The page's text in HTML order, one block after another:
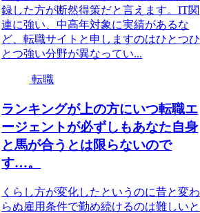
録した方が断然得策だと言えます。IT関
連に強い、中高年対象に実績があるな
ど、転職サイトと申しますのはひとつひ
とつ強い分野が異なってい...
転職
ランキングが上の方にいつ転職エ
ージェントが必ずしもあなた自身
と馬が合うとは限らないので
す…。
くらし方が変化したというのに昔と変わ
らぬ雇用条件で勤め続けるのは難しいと